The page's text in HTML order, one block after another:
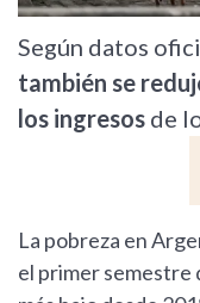
Según datos
también se
los ingresos de
La pobreza en
el primer semestre